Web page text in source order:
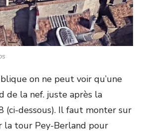
on ne peut voir qu’une
de la nef. juste après la
(ci-dessous). Il faut monter sur
la tour Pey-Berland pour